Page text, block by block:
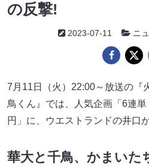
の反撃!
2023-07-11 ニ
7月11日（火）22:00～放送の『
鳥くん』では、人気企画「6連
円」に、ウエストランドの井口
華大と千鳥、かまいた